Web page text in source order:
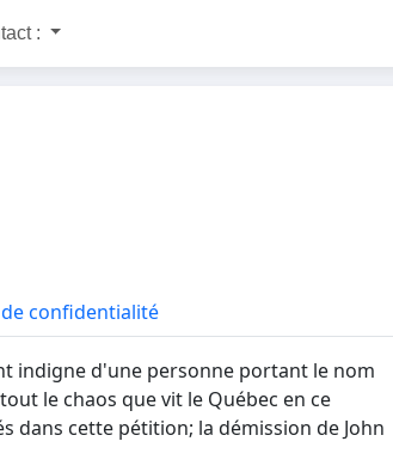
:
confidentialité
indigne d'une personne portant le nom
le chaos que vit le Québec en ce
dans cette pétition; la démission de John